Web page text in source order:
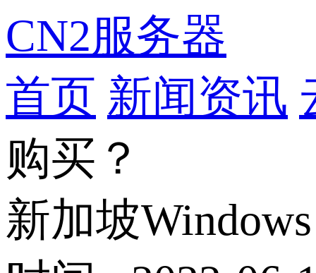
CN2服务器
首页 新闻资讯
购买？
新加坡